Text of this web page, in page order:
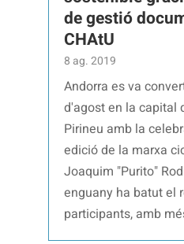
de gestió
CHAtU
8 ag. 2019
Andorra es va
d'agost en la capital
Pirineu amb la
edició de la marxa
Joaquim "Purito"
enguany ha batut el
participants, amb